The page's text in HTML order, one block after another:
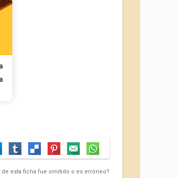
de esta ficha fue omitido o es erróneo?